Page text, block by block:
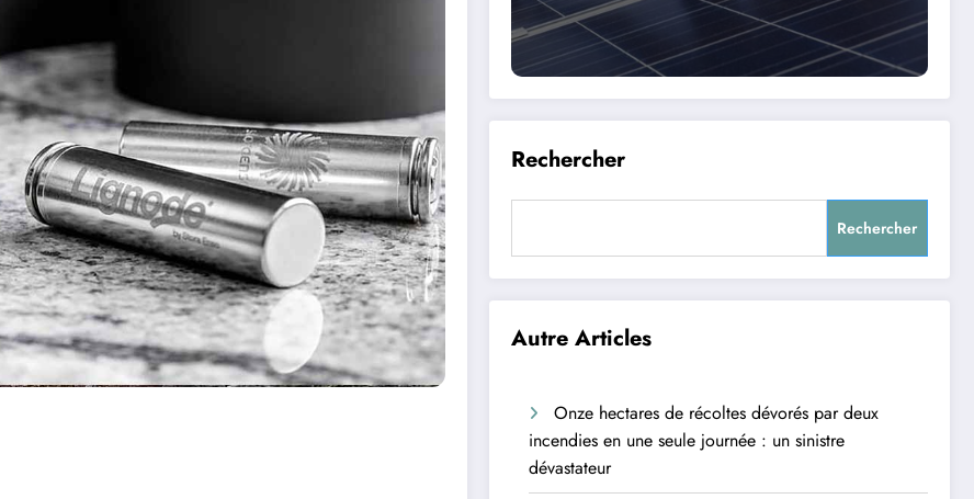
Rechercher
Rechercher
Autre Articles
Onze hectares de récoltes dévorés par deux
incendies en une seule journée : un sinistre
dévastateur